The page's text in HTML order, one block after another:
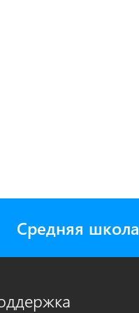
Средняя школа